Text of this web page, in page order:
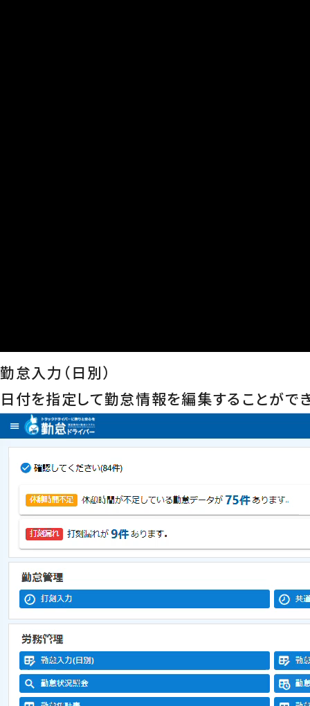
勤怠入力（日別）
日付を指定して勤怠情報を編集することができ